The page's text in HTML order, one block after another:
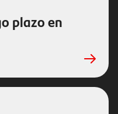
plazo en